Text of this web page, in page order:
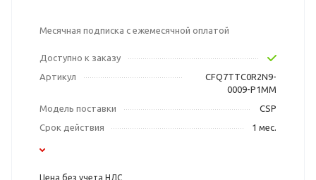
Месячная подписка с ежемесячной оплатой
Доступно к заказу
Артикул
CFQ7TTC0R2N9-
0009-P1MM
Модель поставки
CSP
Срок действия
1 мес.
Цена без учета НДС